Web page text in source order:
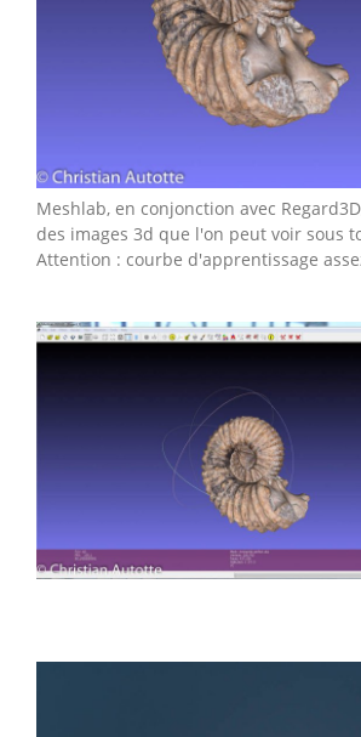
Meshlab, en conjonction avec
des images 3d que l'on peut voir sous
Attention : courbe d'apprentissage